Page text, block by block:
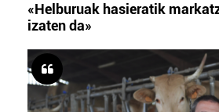
«Helburuak hasieratik
izaten da»